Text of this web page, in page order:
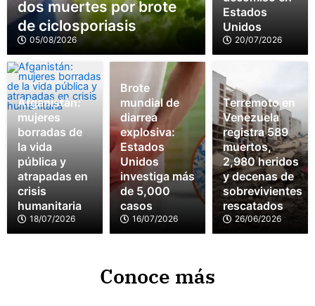
dos muertes por brote
de ciclosporiasis
05/08/2026
Estados
Unidos
20/07/2026
Afganistán:
mujeres
borradas de
la vida
pública y
atrapadas en
crisis
humanitaria
18/07/2026
Brote
mundial de
diarrea
explosiva:
Estados
Unidos
investiga más
de 5,000
casos
16/07/2026
Terremoto en
Venezuela
registra 589
muertos,
2,980 heridos
y decenas de
sobrevivientes
rescatados
26/06/2026
Conoce más